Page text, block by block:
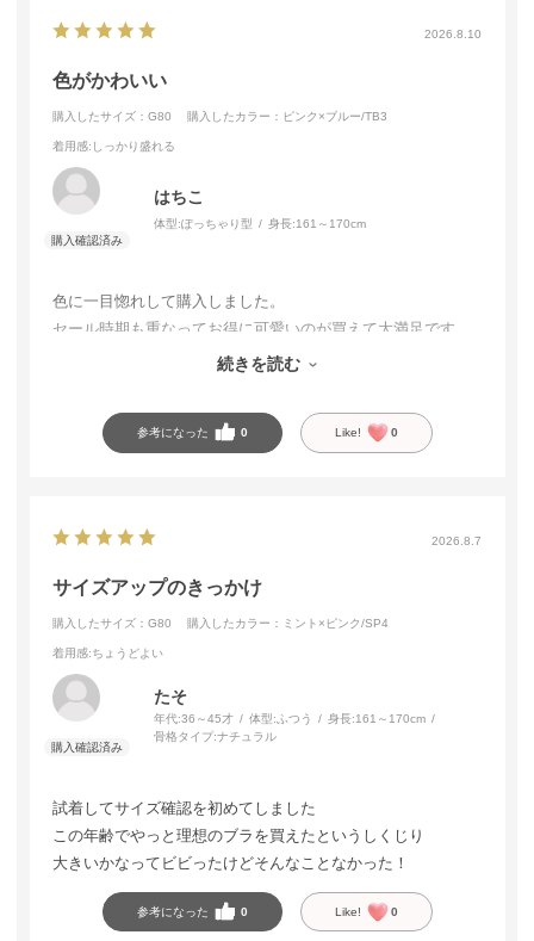
2026.8.10
色がかわいい
購入したサイズ：G80 購入したカラー：ピンク×ブルー/TB3
着用感:しっかり盛れる
はちこ
体型:ぽっちゃり型 身長:161～170cm
色に一目惚れして購入しました。
セール時期も重なってお得に可愛いのが買えて大満足です。
ホールドもしっかりしていて良かったです。
続きを読む
参考になった 0 Like! 0
2026.8.7
サイズアップのきっかけ
購入したサイズ：G80 購入したカラー：ミント×ピンク/SP4
着用感:ちょうどよい
たそ
年代:36～45才 体型: ふつう 身長:161～170cm
骨格タイプ:ナチュラル
試着してサイズ確認を初めてしました
この年齢でやっと理想のブラを買えたというしくじり
大きいかなってビビったけどそんなことなかった！
参考になった 0 Like! 0